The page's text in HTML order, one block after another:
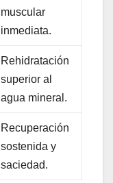
muscular
inmediata.
Rehidratación
superior al
agua mineral.
Recuperación
sostenida y
saciedad.